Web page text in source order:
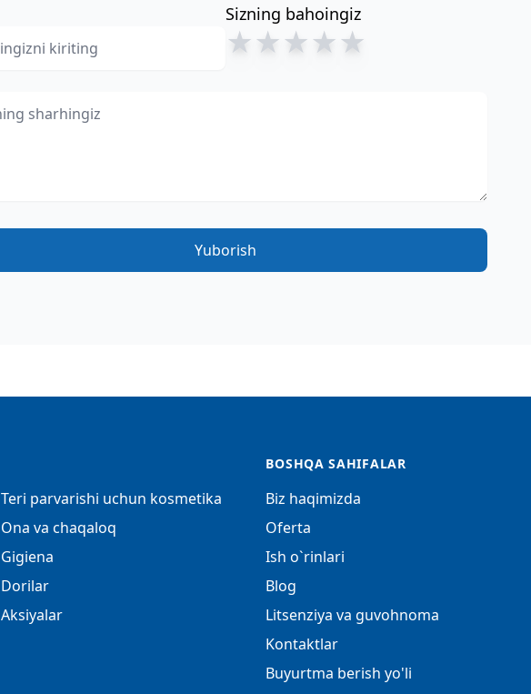
Sizning bahoingiz
★★★★★
Yuborish
Teri parvarishi uchun kosmetika
Ona va chaqaloq
Gigiena
Dorilar
Aksiyalar
BOSHQA SAHIFALAR
Biz haqimizda
Oferta
Ish o`rinlari
Blog
Litsenziya va guvohnoma
Kontaktlar
Buyurtma berish yo'li